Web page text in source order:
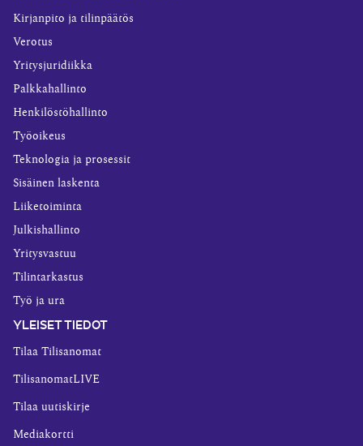
Kirjanpito ja tilinpäätös
Verotus
Yritysjuridiikka
Palkkahallinto
Henkilöstöhallinto
Työoikeus
Teknologia ja prosessit
Sisäinen laskenta
Liiketoiminta
Julkishallinto
Yritysvastuu
Tilintarkastus
Työ ja ura
YLEISET TIEDOT
Tilaa Tilisanomat
TilisanomatLIVE
Tilaa uutiskirje
Mediakortti